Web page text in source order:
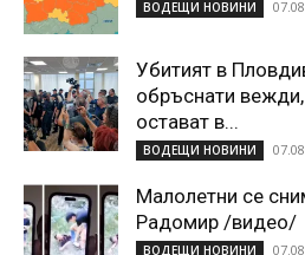
ВОДЕЩИ НОВИНИ
Убитият в
обръснати
остават в...
ВОДЕЩИ НОВИНИ
Малолетни се
Радомир /видео/
ВОДЕЩИ НОВИНИ